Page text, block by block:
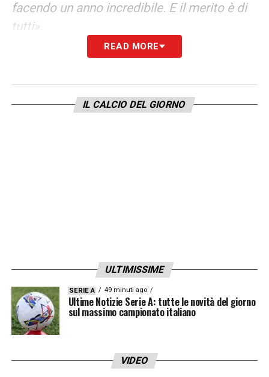
facendo un anno incredibile. E il merito è di
tutti».
Se è più simpatico di Zidane? Sì,
anche Zidane è simpatico, ma parla meno. Il
Real? Forse ero troppo giovane, se non
DA BAMBINO – «Terribile, con mio fratello
giocavamo tutto il giorno a pallone,
disperata, ci inseguiva per farci mangiare. I
READ MORE
IL CALCIO DEL GIORNO
ULTIMISSIME
SERIE A 49 minuti ago
Ultime Notizie Serie A: tutte le novità del giorno
sul massimo campionato italiano
VIDEO